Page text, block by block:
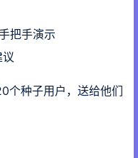
把手演示
个种子用户，送给他们